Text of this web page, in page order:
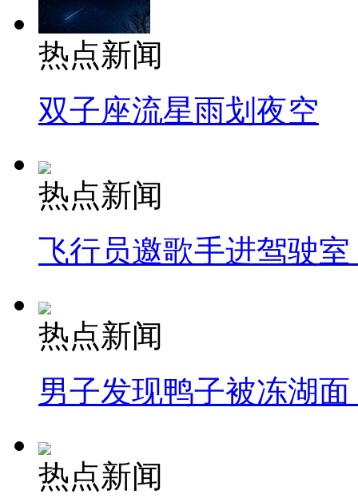
热点新闻
双子座流星雨划夜空
热点新闻
飞行员邀歌手进驾驶
热点新闻
男子发现鸭子被冻湖
热点新闻